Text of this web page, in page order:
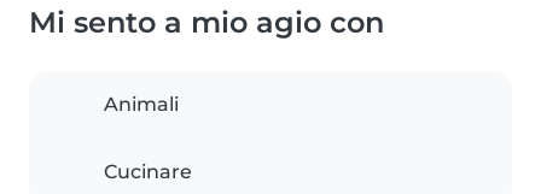
Mi sento a mio agio con
Animali
Cucinare